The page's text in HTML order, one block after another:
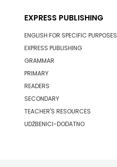
NEPTUN
NAKLADA
OCEANMORE
Naklada
Rocky
EXPRESS PUBLISHING
ENGLISH FOR SPECIFIC PURPOSES
EXPRESS PUBLISHING
GRAMMAR
PRIMARY
READERS
SECONDARY
TEACHER'S RESOURCES
UDŽBENICI-DODATNO